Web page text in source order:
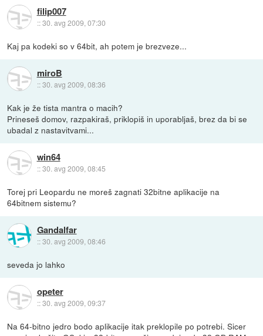
filip007
::30. avg 2009, 07:30
Kaj pa kodeki so v 64bit, ah potem je brezveze...
miroB
::30. avg 2009, 08:36
Kak je že tista mantra o macih?
Prineseš domov, razpakiraš, priklopiš in uporabljaš, brez da bi se
ubadal z nastavitvami...
win64
::30. avg 2009, 08:45
Torej pri Leopardu ne moreš zagnati 32bitne aplikacije na
64bitnem sistemu?
Gandalfar
::30. avg 2009, 08:46
seveda jo lahko
opeter
::30. avg 2009, 09:37
Na 64-bitno jedro bodo aplikacije itak preklopile po potrebi. Sicer